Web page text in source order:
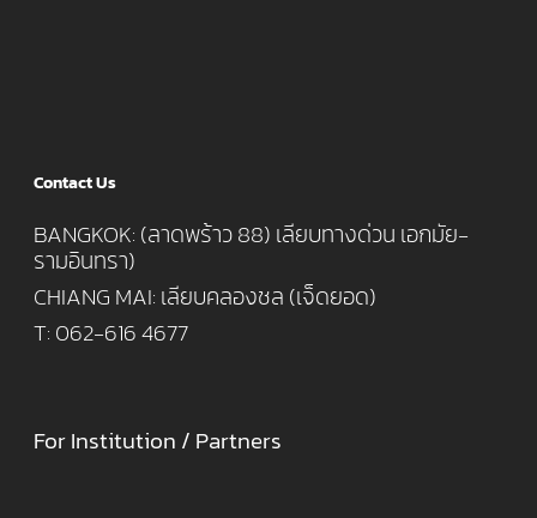
Contact Us
BANGKOK: (ลาดพร้าว 88) เลียบทางด่วน เอกมัย-
รามอินทรา)
CHIANG MAI: เลียบคลองชล (เจ็ดยอด)
T: 062-616 4677
For Institution / Partners